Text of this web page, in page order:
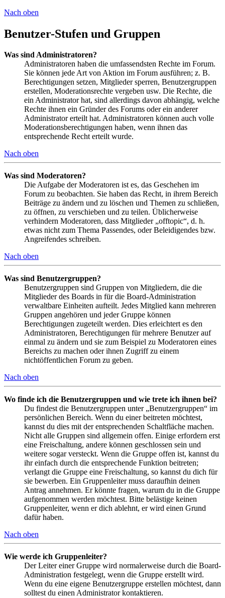
Nach oben
Benutzer-Stufen und Gruppen
Was sind Administratoren?
Administratoren haben die umfassendsten Rechte im Forum.
Sie können jede Art von Aktion im Forum ausführen; z. B.
Berechtigungen setzen, Mitglieder sperren, Benutzergruppen
erstellen, Moderationsrechte vergeben usw. Die Rechte, die
ein Administrator hat, sind allerdings davon abhängig, welche
Rechte ihnen ein Gründer des Forums oder ein anderer
Administrator erteilt hat. Administratoren können auch volle
Moderationsberechtigungen haben, wenn ihnen das
entsprechende Recht erteilt wurde.
Nach oben
Was sind Moderatoren?
Die Aufgabe der Moderatoren ist es, das Geschehen im
Forum zu beobachten. Sie haben das Recht, in ihrem Bereich
Beiträge zu ändern und zu löschen und Themen zu schließen,
zu öffnen, zu verschieben und zu teilen. Üblicherweise
verhindern Moderatoren, dass Mitglieder „offtopic“, d. h.
etwas nicht zum Thema Passendes, oder Beleidigendes bzw.
Angreifendes schreiben.
Nach oben
Was sind Benutzergruppen?
Benutzergruppen sind Gruppen von Mitgliedern, die die
Mitglieder des Boards in für die Board-Administration
verwaltbare Einheiten aufteilt. Jedes Mitglied kann mehreren
Gruppen angehören und jeder Gruppe können
Berechtigungen zugeteilt werden. Dies erleichtert es den
Administratoren, Berechtigungen für mehrere Benutzer auf
einmal zu ändern und sie zum Beispiel zu Moderatoren eines
Bereichs zu machen oder ihnen Zugriff zu einem
nichtöffentlichen Forum zu geben.
Nach oben
Wo finde ich die Benutzergruppen und wie trete ich ihnen bei?
Du findest die Benutzergruppen unter „Benutzergruppen“ im
persönlichen Bereich. Wenn du einer beitreten möchtest,
kannst du dies mit der entsprechenden Schaltfläche machen.
Nicht alle Gruppen sind allgemein offen. Einige erfordern erst
eine Freischaltung, andere können geschlossen sein und
weitere sogar versteckt. Wenn die Gruppe offen ist, kannst du
ihr einfach durch die entsprechende Funktion beitreten;
verlangt die Gruppe eine Freischaltung, so kannst du dich für
sie bewerben. Ein Gruppenleiter muss daraufhin deinen
Antrag annehmen. Er könnte fragen, warum du in die Gruppe
aufgenommen werden möchtest. Bitte belästige keinen
Gruppenleiter, wenn er dich ablehnt, er wird einen Grund
dafür haben.
Nach oben
Wie werde ich Gruppenleiter?
Der Leiter einer Gruppe wird normalerweise durch die Board-
Administration festgelegt, wenn die Gruppe erstellt wird.
Wenn du eine eigene Benutzergruppe erstellen möchtest, dann
solltest du einen Administrator kontaktieren.